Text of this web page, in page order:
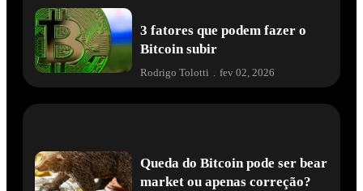
3 fatores que podem fazer o
Bitcoin subir
Rodrigo Tolotti fev 02, 2026
Queda do Bitcoin pode ser bear
market ou apenas correção?